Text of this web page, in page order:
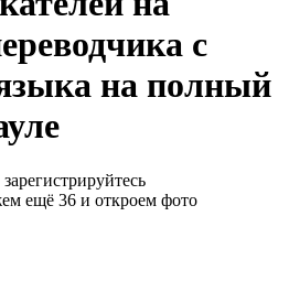
с
на полный
ещё 36 и откроем фото